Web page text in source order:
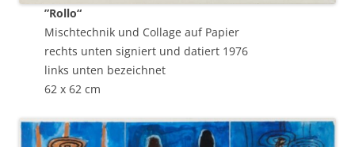
”Rollo“
Mischtechnik und Collage auf Papier
rechts unten signiert und datiert 1976
links unten bezeichnet
62 x 62 cm